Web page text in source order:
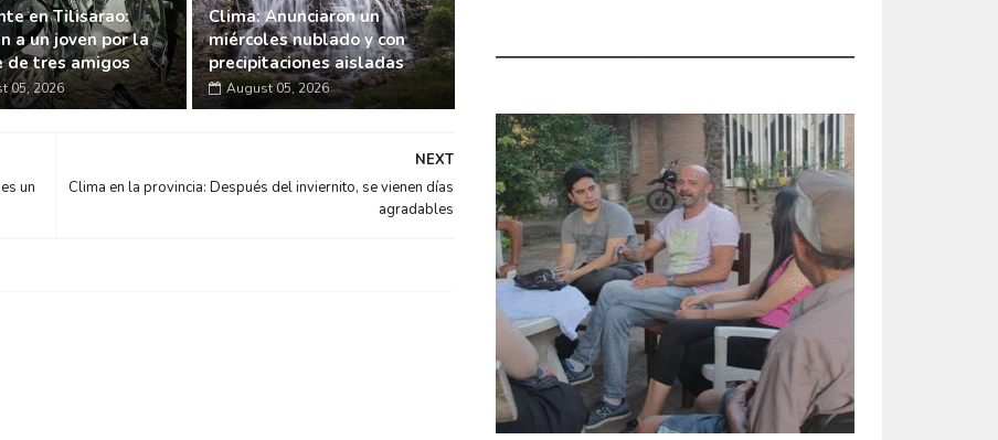
en Tilisarao:
a un joven por la
de tres amigos
05, 2026
Clima: Anunciaron un
miércoles nublado y con
precipitaciones aisladas
August 05, 2026
NEXT
Clima en la provincia: Después del inviernito, se vienen días
agradables
un